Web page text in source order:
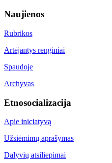
Naujienos
Rubrikos
Artėjantys renginiai
Spaudoje
Archyvas
Etnosocializacija
Apie iniciatyvą
Užsiėmimų aprašymas
Dalyvių atsiliepimai